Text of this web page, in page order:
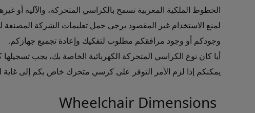
Open in a new window
الخطوط الملكية المغربية تسمح بالكراسي المتحركة، والآلية أو
Open in a new window
لمنع الاستخدام غير المقصود يرجى حمل تعليمات الشركة
Open in a new window
وجودكم أو وجود مرافقكم مطلوب لتفكيك وإعادة تجميع جهازكم.
Open in a new window
أيا كان نوع الكراسي المتحركة الكهربائية الخاصة بك، يجب
Open in a new window
يمكنكم إذا لزم الأمر التوفر على كرسي متحرك خاص بكم إلى غاية
Wheelchair Dimensions